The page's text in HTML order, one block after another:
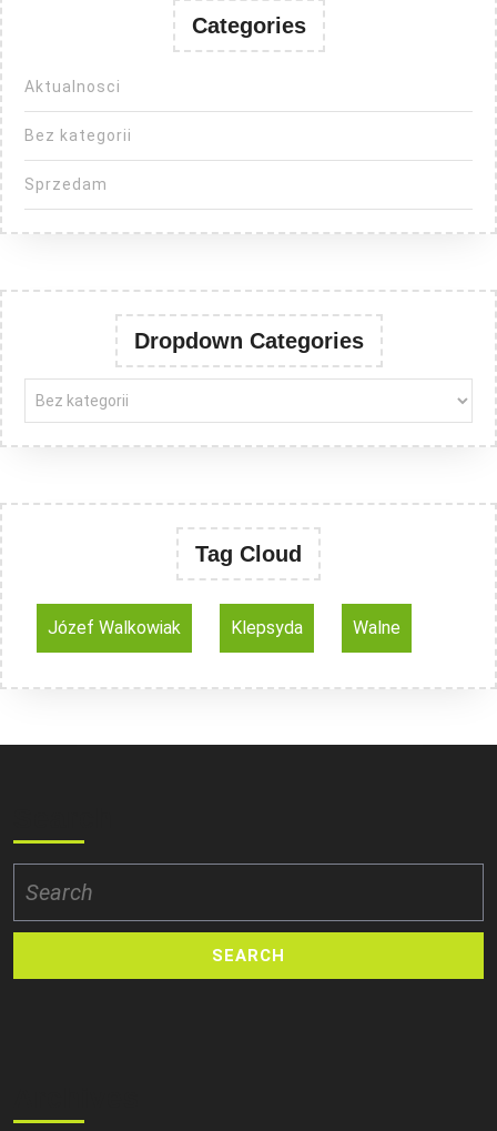
Categories
Aktualnosci
Bez kategorii
Sprzedam
Dropdown Categories
Tag Cloud
Józef Walkowiak Klepsyda Walne
for: